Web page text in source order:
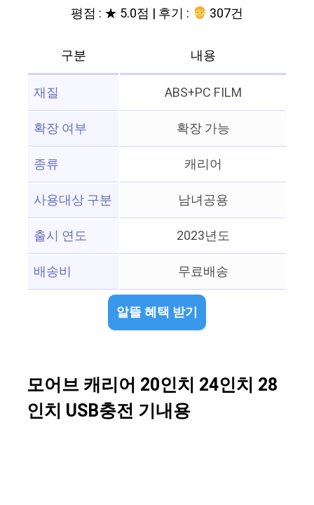
평점 : ★ 5.0점 | 후기 : 307건
구분
내용
재질
ABS+PC FILM
확장 여부
확장 가능
종류
캐리어
사용대상 구분
남녀공용
출시 연도
2023년도
배송비
무료배송
알뜰 혜택 받기
모어브 캐리어 20인치 24인치 28
인치 USB충전 기내용